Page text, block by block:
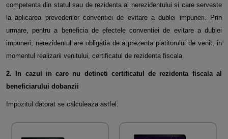
competenta din statul sau de rezidenta al nerezidentului si care serveste
la aplicarea prevederilor conventiei de evitare a dublei impuneri. Prin
urmare, pentru a
beneficia de efectele conventiei de evitare a dublei
impuneri, nerezidentul are obligatia de a prezenta platitorului de venit, in
momentul realizarii venitului, certificatul de rezidenta fiscala.
2. In cazul in care nu detineti certificatul de rezidenta fiscala al
beneficiarului dobanzii
Impozitul datorat se calculeaza astfel: